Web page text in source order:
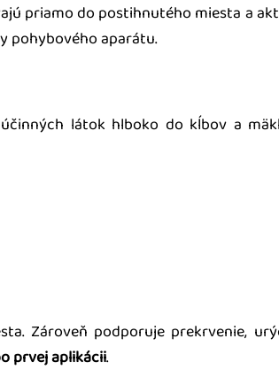
priamo do postihnutého miesta a
pohybového aparátu.
látok hlboko do kĺbov a
Zároveň podporuje prekrvenie,
prvej aplikácii.